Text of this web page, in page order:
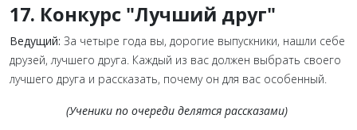
17. Конкурс "Лучший друг"
Ведущий: За четыре года вы, дорогие выпускники, нашли себе
друзей, лучшего друга. Каждый из вас должен выбрать своего
лучшего друга и рассказать, почему он для вас особенный.
(Ученики по очереди делятся рассказами)